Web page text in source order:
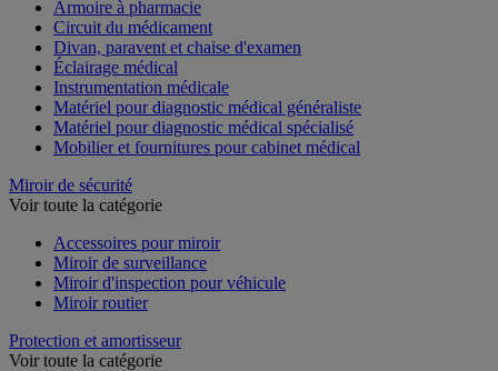
Armoire à pharmacie
Circuit du médicament
Divan, paravent et chaise d'examen
Éclairage médical
Instrumentation médicale
Matériel pour diagnostic médical généraliste
Matériel pour diagnostic médical spécialisé
Mobilier et fournitures pour cabinet médical
Miroir de sécurité
Voir toute la catégorie
Accessoires pour miroir
Miroir de surveillance
Miroir d'inspection pour véhicule
Miroir routier
Protection et amortisseur
Voir toute la catégorie